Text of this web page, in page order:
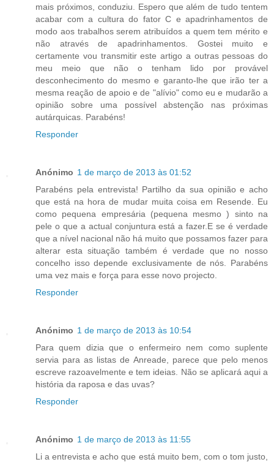
mais próximos, conduziu. Espero que além de tudo tentem
acabar com a cultura do fator C e apadrinhamentos de
modo aos trabalhos serem atribuídos a quem tem mérito e
não através de apadrinhamentos. Gostei muito e
certamente vou transmitir este artigo a outras pessoas do
meu meio que não o tenham lido por provável
desconhecimento do mesmo e garanto-lhe que irão ter a
mesma reação de apoio e de "alívio" como eu e mudarão a
opinião sobre uma possível abstenção nas próximas
autárquicas. Parabéns!
Responder
Anónimo 1 de março de 2013 às 01:52
Parabéns pela entrevista! Partilho da sua opinião e acho
que está na hora de mudar muita coisa em Resende. Eu
como pequena empresária (pequena mesmo ) sinto na
pele o que a actual conjuntura está a fazer.E se é verdade
que a nível nacional não há muito que possamos fazer para
alterar esta situação também é verdade que no nosso
concelho isso depende exclusivamente de nós. Parabéns
uma vez mais e força para esse novo projecto.
Responder
Anónimo 1 de março de 2013 às 10:54
Para quem dizia que o enfermeiro nem como suplente
servia para as listas de Anreade, parece que pelo menos
escreve razoavelmente e tem ideias. Não se aplicará aqui a
história da raposa e das uvas?
Responder
Anónimo 1 de março de 2013 às 11:55
Li a entrevista e acho que está muito bem, com o tom justo,